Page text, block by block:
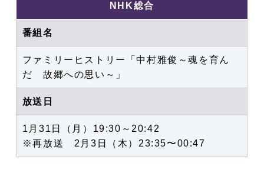
NHK総合
番組名
ファミリーヒストリー「中村雅俊～魂を育ん
だ 故郷への思い～」
放送日
1月31日（月） 19:30～20:42
※再放送 2月3日（木） 23:35〜00:47